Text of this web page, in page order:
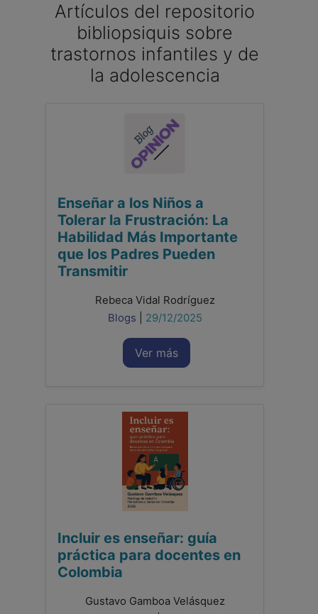
Artículos del repositorio
bibliopsiquis sobre
trastornos infantiles y de
la adolescencia
Enseñar a los Niños a
Tolerar la Frustración: La
Habilidad Más Importante
que los Padres Pueden
Transmitir
Rebeca Vidal Rodríguez
Blogs
29/12/2025
Ver más
Incluir es enseñar: guía
práctica para docentes en
Colombia
Gustavo Gamboa Velásquez